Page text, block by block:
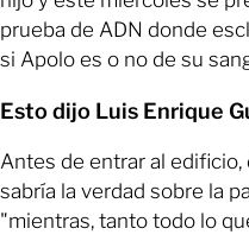
prueba de ADN donde
si Apolo es o no de su
Esto dijo Luis Enrique
Antes de entrar al
sabría la verdad sobre la
"mientras, tanto todo lo